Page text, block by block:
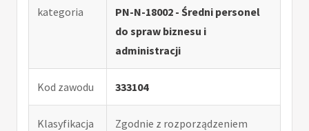
kategoria
PN-N-18002 - Średni personel
do spraw biznesu i
administracji
Kod zawodu 333104
Klasyfikacja
Zgodnie z rozporządzeniem